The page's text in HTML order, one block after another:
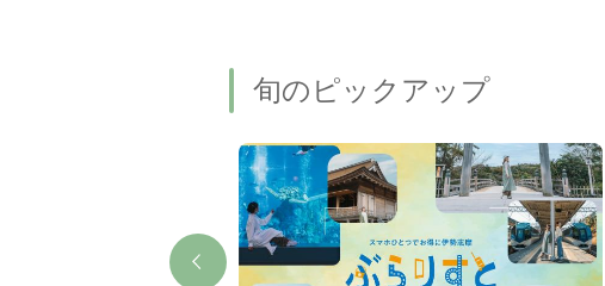
旬のピックアップ